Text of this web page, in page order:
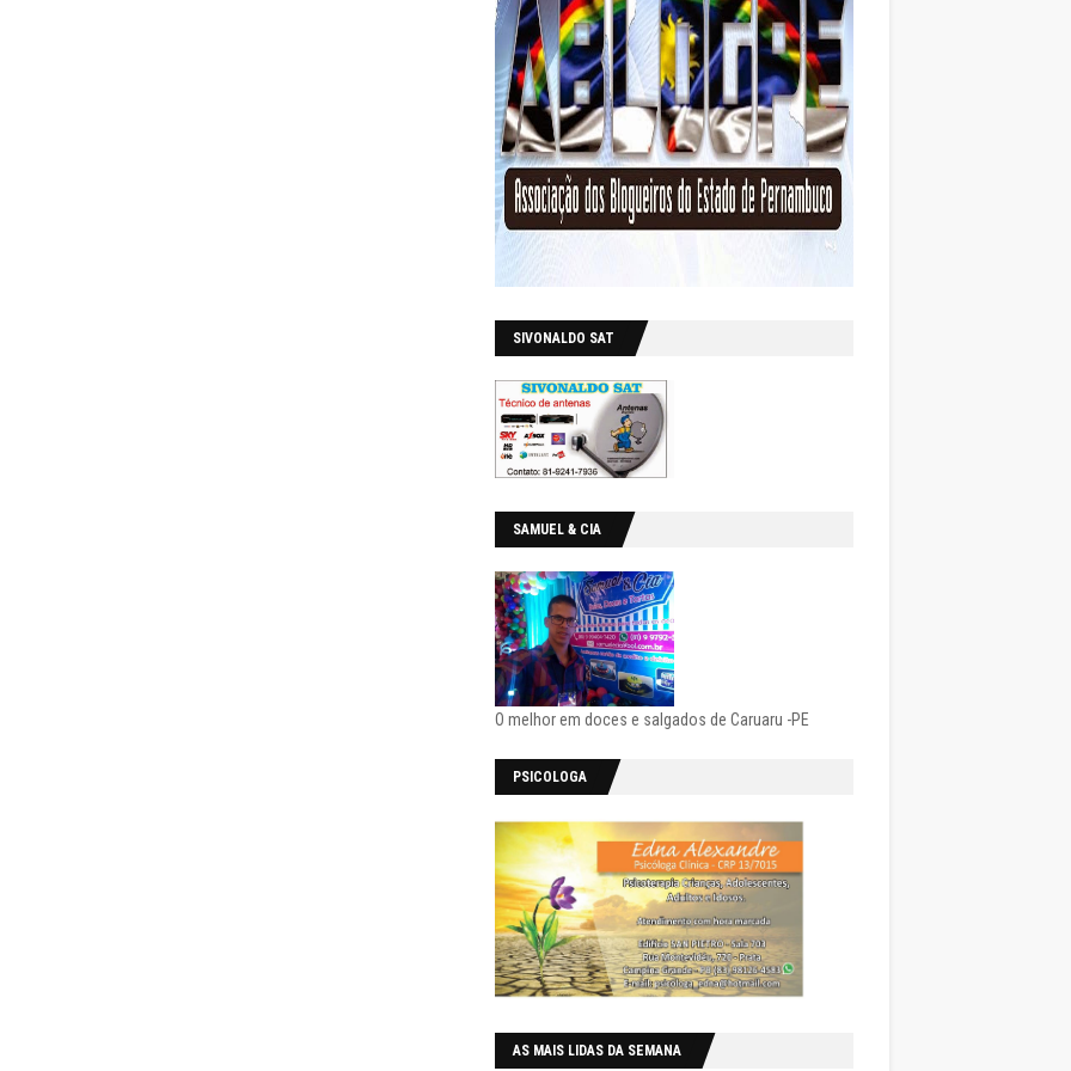
SIVONALDO SAT
SAMUEL & CIA
O melhor em doces e salgados de Caruaru -PE
PSICOLOGA
AS MAIS LIDAS DA SEMANA